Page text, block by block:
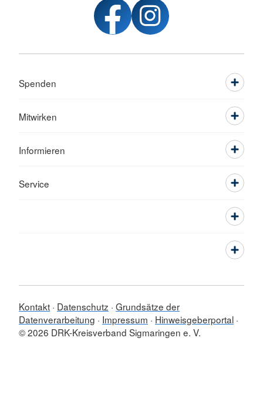
Spenden
Mitwirken
Informieren
Service
Kontakt Datenschutz Grundsätze der
Datenverarbeitung
Impressum
Hinweisgeberportal
© 2026 DRK-Kreisverband Sigmaringen e. V.